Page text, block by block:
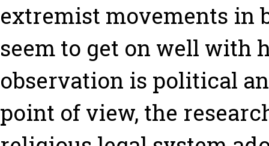
extremist movements in
seem to get on well with
observation is political
point of view, the